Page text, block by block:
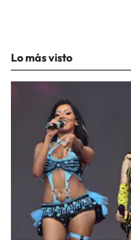
Lo más visto